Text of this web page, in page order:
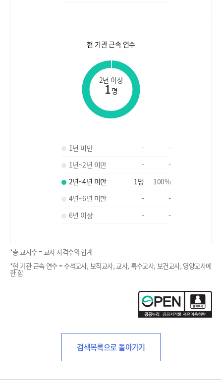
현 기관 근속 연수
2년 이상
1명
1년 미만 -
-
1년~2년 미만
-
-
2년~4년 미만
1명 100%
4년~6년 미만
-
-
6년 이상
- -
*총 교사수 = 교사 자격수의 합계
*현 기관 근속 연수 = 수석교사, 보직교사, 교사, 특수교사, 보건교사, 영양교사에
한 함
검색목록으로 돌아가기